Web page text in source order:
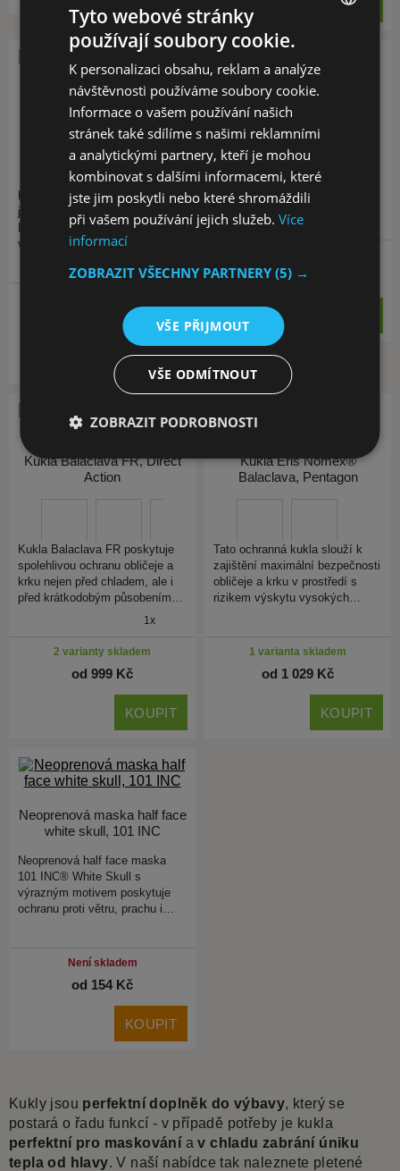
KOUPIT
Letecká kožená kukla, Mil-
Kožená letecká kukla se hodí
jak pro létání, tak na motocykl.
Letecká kukla má vnější povrch
vyroben z kozí kůže a…
11x
od 790 Kč
KOUPIT
Kukla Balaclava se třemi
Pletená tříotvorová kukla od
výrobce Mil-Tec, která je velmi
oblíbená díky jejím hřejivým
vlastnostem a rozumné ceně.…
143 Kč
Kukla Balaclava FR, Direct
Action
Kukla Balaclava FR poskytuje
spolehlivou ochranu obličeje a
krku nejen před chladem, ale i
před krátkodobým působením…
1x
2 varianty skladem
od 999 Kč
KOUPIT
Kukla Eris Nomex®
Balaclava, Pentagon
Tato ochranná kukla slouží k
zajištění maximální bezpečnosti
obličeje a krku v prostředí s
rizikem výskytu vysokých…
1 varianta skladem
od 1 029 Kč
KOUPIT
Neoprenová maska half face
white skull, 101 INC
Neoprenová half face maska
101 INC® White Skull s
výrazným motivem poskytuje
ochranu proti větru, prachu i…
Není skladem
od 154 Kč
KOUPIT
Kukly jsou perfektní doplněk do výbavy, který se
postará o řadu funkcí - v případě potřeby je kukla
perfektní pro maskování av chladu zabrání úniku
tepla od hlavy. V naší nabídce tak naleznete pletené
EN
Tyto webové stránky
používají soubory cookie.
K personalizaci obsahu, reklam a analýze
návštěvnosti používáme soubory cookie.
Informace o vašem používání našich
stránek také sdílíme s našimi reklamními
a analytickými partnery, kteří je mohou
kombinovat s dalšími informacemi, které
jste jim poskytli nebo které shromáždili
při vašem používání jejich služeb. Více
informací
ZOBRAZIT VŠECHNY PARTNERY (5) →
VŠE PŘIJMOUT
VŠE ODMÍTNOUT
ZOBRAZIT PODROBNOSTI